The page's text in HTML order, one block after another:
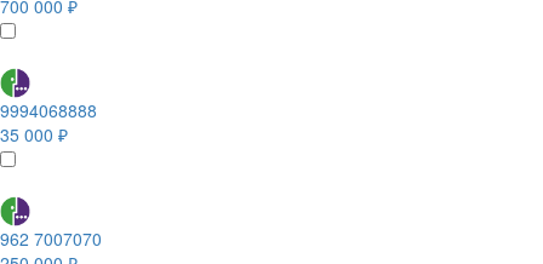
700 000 ₽
9994068888
35 000 ₽
962 7007070